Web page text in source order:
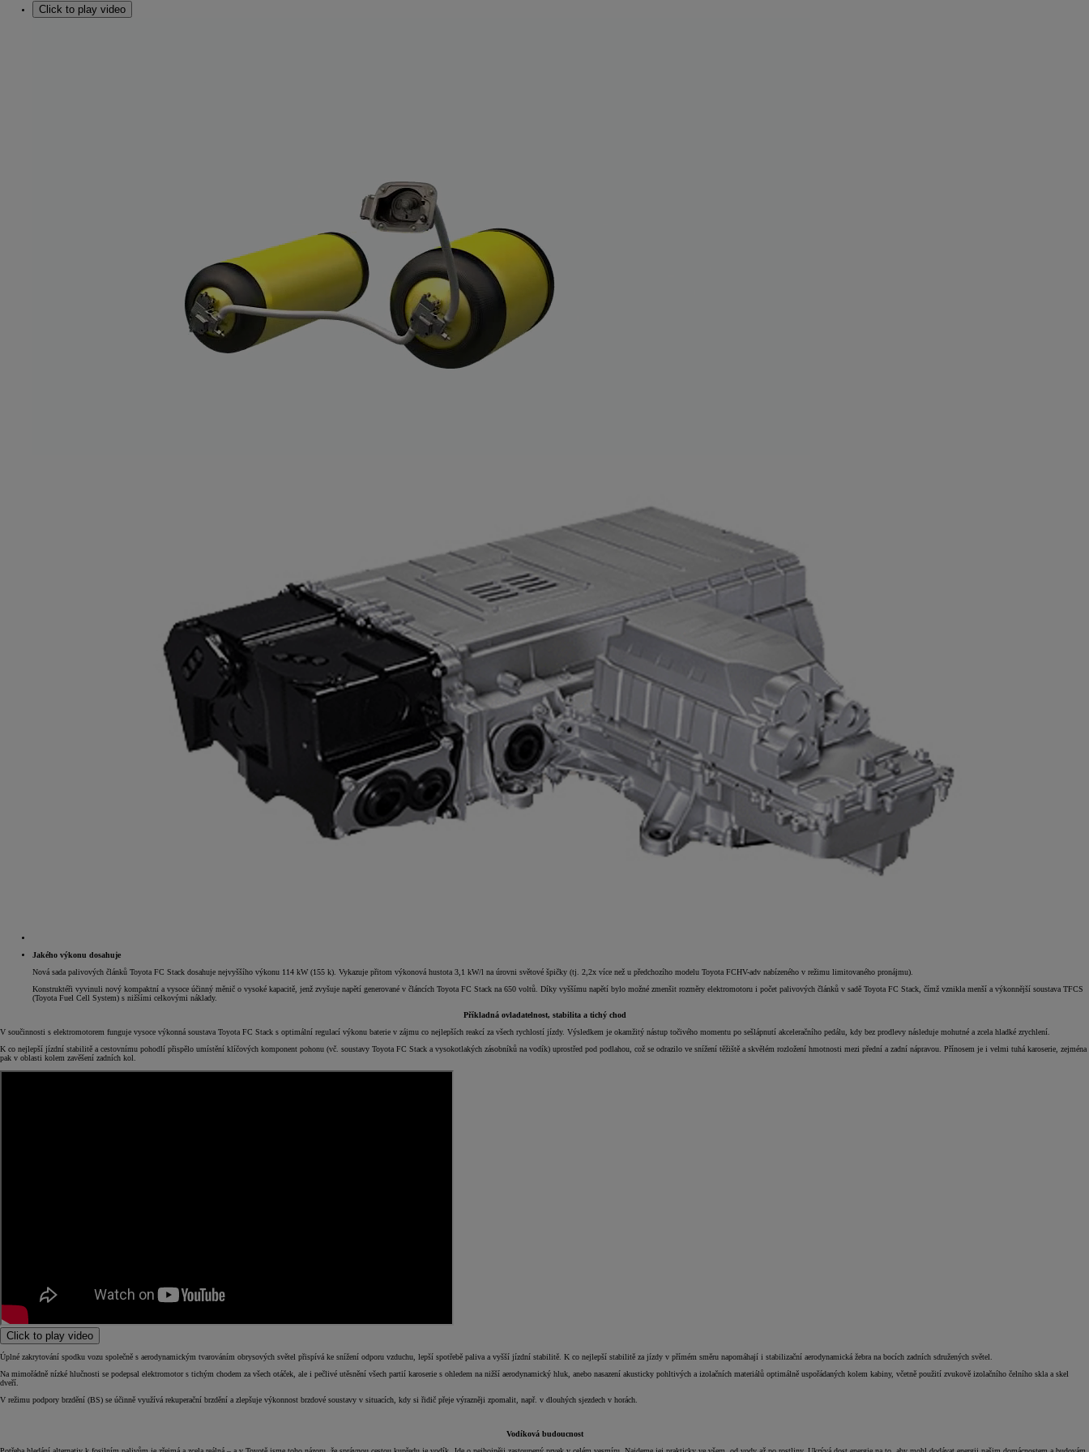
Click to play video
Jakého výkonu dosahuje
Nová sada palivových článků Toyota FC Stack dosahuje nejvyššího výkonu 114 kW (155 k). Vykazuje přitom výkonová hustota 3,1 kW/l na úrovni světové špičky (tj. 2,2x více než u předchozího modelu Toyota FCHV-adv nabízeného v režimu limitovaného pronájmu).
Konstruktéři vyvinuli nový kompaktní a vysoce účinný měnič o vysoké kapacitě, jenž zvyšuje napětí generované v článcích Toyota FC Stack na 650 voltů. Díky vyššímu napětí bylo možné zmenšit rozměry elektromotoru i počet palivových článků v sadě Toyota FC Stack, čímž vznikla menší a výkonnější soustava TFCS
(Toyota Fuel Cell System) s nižšími celkovými náklady.
Příkladná ovladatelnost, stabilita a tichý chod
V součinnosti s elektromotorem funguje vysoce výkonná soustava Toyota FC Stack s optimální regulací výkonu baterie v zájmu co nejlepších reakcí za všech rychlostí jízdy. Výsledkem je okamžitý nástup točivého momentu po sešlápnutí akceleračního pedálu, kdy bez prodlevy následuje mohutné a zcela hladké zrychlení.
K co nejlepší jízdní stabilitě a cestovnímu pohodlí přispělo umístění klíčových komponent pohonu (vč. soustavy Toyota FC Stack a vysokotlakých zásobníků na vodík) uprostřed pod podlahou, což se odrazilo ve snížení těžiště a skvělém rozložení hmotnosti mezi přední a zadní nápravou. Přínosem je i velmi tuhá karoserie, zejména
pak v oblasti kolem zavěšení zadních kol.
Click to play video
Úplné zakrytování spodku vozu společně s aerodynamickým tvarováním obrysových světel přispívá ke snížení odporu vzduchu, lepší spotřebě paliva a vyšší jízdní stabilitě. K co nejlepší stabilitě za jízdy v přímém směru napomáhají i stabilizační aerodynamická žebra na bocích zadních sdružených světel.
Na mimořádně nízké hlučnosti se podepsal elektromotor s tichým chodem za všech otáček, ale i pečlivé utěsnění všech partií karoserie s ohledem na nižší aerodynamický hluk, anebo nasazení akusticky pohltivých a izolačních materiálů optimálně uspořádaných kolem kabiny, včetně použití zvukově izolačního čelního skla a skel
dveří.
V režimu podpory brzdění (BS) se účinně využívá rekuperační brzdění a zlepšuje výkonnost brzdové soustavy v situacích, kdy si řidič přeje výrazněji zpomalit, např. v dlouhých sjezdech v horách.
Vodíková budoucnost